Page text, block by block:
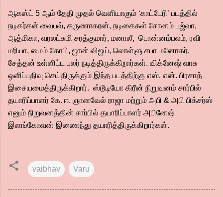
ஆகஸ்ட் 5 ஆம் தேதி முதல் வெளியாகும் ‘காட்டேரி’ படத்தில்
நடிகர்கள் வைபவ், கருணாகரன், நடிகைகள் சோனம் பஜ்வா,
ஆத்மிகா, வரலட்சுமி சரத்குமார், மனாலீ, பொன்னம்பலம், ரவி
மரியா, மைம் கோபி, ஜான் விஜய், லொள்ளு சபா மனோகர்,
சேத்தன் உள்ளிட்ட பலர் நடித்திருக்கிறார்கள். விக்னேஷ் வாசு
ஒளிப்பதிவு செய்திருக்கும் இந்த படத்திற்கு எஸ். என். பிரசாத்
இசையமைத்திருக்கிறார். ஸ்டூடியோ கிரீன் நிறுவனம் சார்பில்
தயாரிப்பாளர் கே. ஈ. ஞானவேல் ராஜா மற்றும் அபி & அபி பிக்சர்ஸ்
எனும் நிறுவனத்தின் சார்பில் தயாரிப்பாளர் அபினேஷ்
இளங்கோவன் இணைந்து தயாரித்திருக்கிறார்கள்.
vaibhav Varu